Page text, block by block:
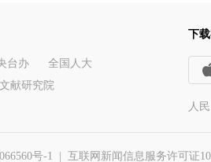
台办
全国人大
献研究院
下
人
号-1 | 互联网新闻信息服务许可证